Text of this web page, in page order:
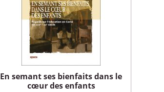
En semant ses bienfaits dans le
cœur des enfants